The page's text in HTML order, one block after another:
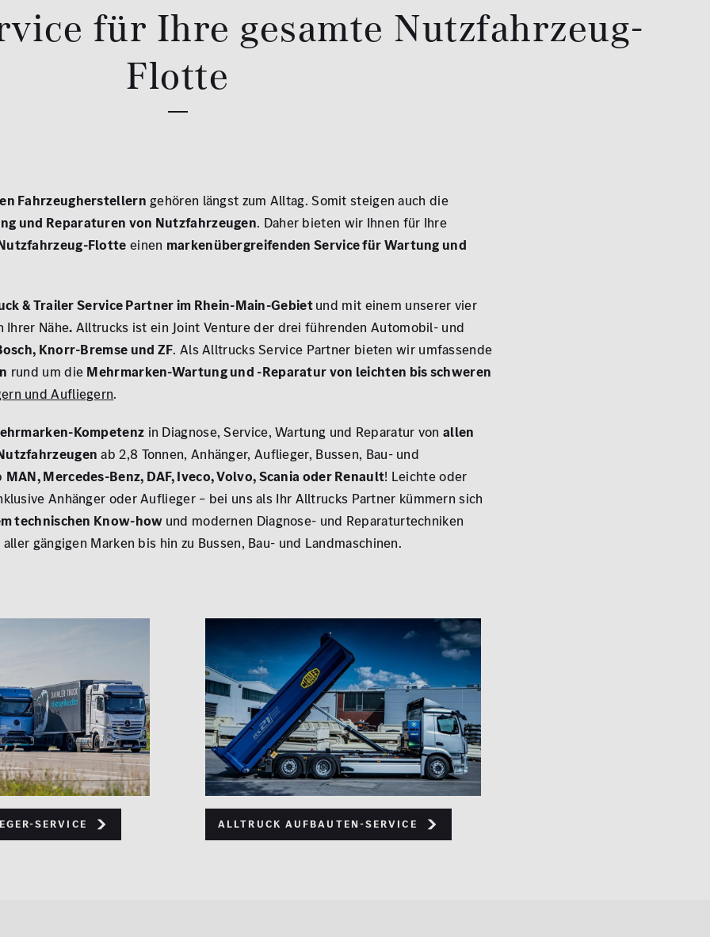
für Ihre gesamte Nutzfahrzeug-
Flotte
Fahrzeugherstellern gehören längst zum Alltag. Somit steigen auch die
und Reparaturen von Nutzfahrzeugen. Daher bieten wir Ihnen für Ihre
Flotte einen markenübergreifenden Service für Wartung und
& Trailer Service Partner im Rhein-Main-Gebietund mit einem unserer vier
Ihrer Nähe. Alltrucks ist ein Joint Venture der drei führenden Automobil- und
Knorr-Bremse und ZF. Als Alltrucks Service Partner bieten wir umfassende
rund um die Mehrmarken-Wartung und -Reparatur von leichten bis schweren
und Aufliegern.
Kompetenz in Diagnose, Service, Wartung und Reparatur von allen
ab 2,8 Tonnen, Anhänger, Auflieger, Bussen, Bau- und
MAN, Mercedes-Benz, DAF, Iveco, Volvo, Scania oder Renault! Leichte oder
Anhänger oder Auflieger – bei uns als Ihr Alltrucks Partner kümmern sich
technischen Know-how und modernen Diagnose- und Reparaturtechniken
gängigen Marken bis hin zu Bussen, Bau- und Landmaschinen.
Service ALLTRUCK Aufbauten-Service